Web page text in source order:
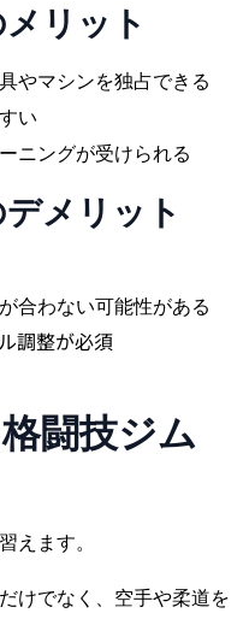
リット
やマシンを独占できる
い
ニングが受けられる
メリット
合わない可能性がある
調整が必須
格闘技ジム
えます。
けでなく、空手や柔道を